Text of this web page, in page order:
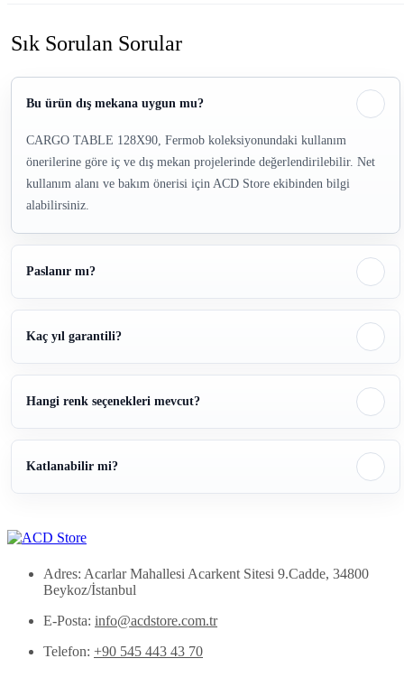
Sık Sorulan Sorular
Bu ürün dış mekana uygun mu?
CARGO TABLE 128X90, Fermob koleksiyonundaki kullanım
önerilerine göre iç ve dış mekan projelerinde değerlendirilebilir. Net
kullanım alanı ve bakım önerisi için ACD Store ekibinden bilgi
alabilirsiniz.
Paslanır mı?
Kaç yıl garantili?
Hangi renk seçenekleri mevcut?
Katlanabilir mi?
Adres: Acarlar Mahallesi Acarkent Sitesi 9.Cadde, 34800
Beykoz/İstanbul
E-Posta: info@acdstore.com.tr
Telefon: +90 545 443 43 70